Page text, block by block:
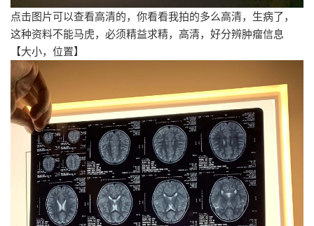
点击图片可以查看高清的，你看看我拍的多么高清，生病了，
这种资料不能马虎，必须精益求精，高清，好分辨肿瘤信息
【大小，位置】